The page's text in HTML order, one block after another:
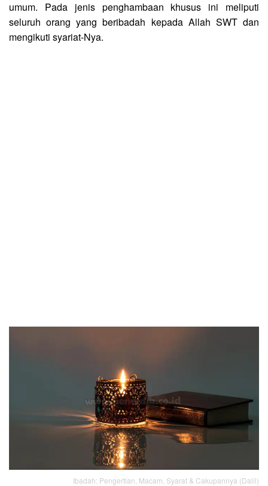
umum. Pada jenis penghambaan khusus ini meliputi
seluruh orang yang beribadah kepada Allah SWT dan
mengikuti syariat-Nya.
Ibadah: Pengertian, Macam, Syarat & Cakupannya (Dalil)